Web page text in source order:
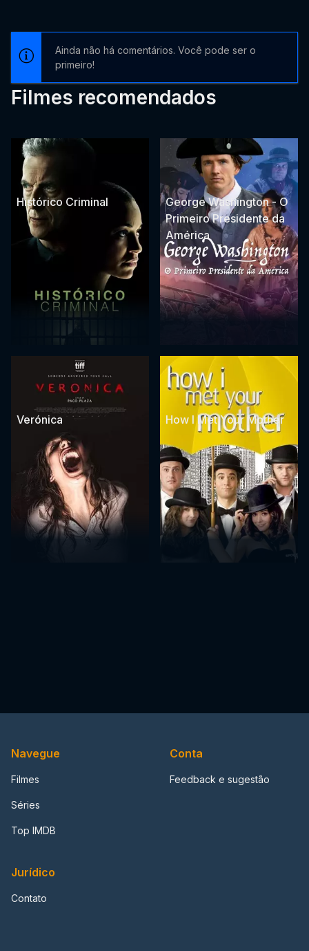
Ainda não há comentários. Você pode ser o
primeiro!
Filmes recomendados
Histórico Criminal
George Washington - O
Primeiro Presidente da
América
Verónica How I Met Your Mother
Navegue
Filmes
Séries
Top IMDB
Conta
Feedback e sugestão
Jurídico
Contato